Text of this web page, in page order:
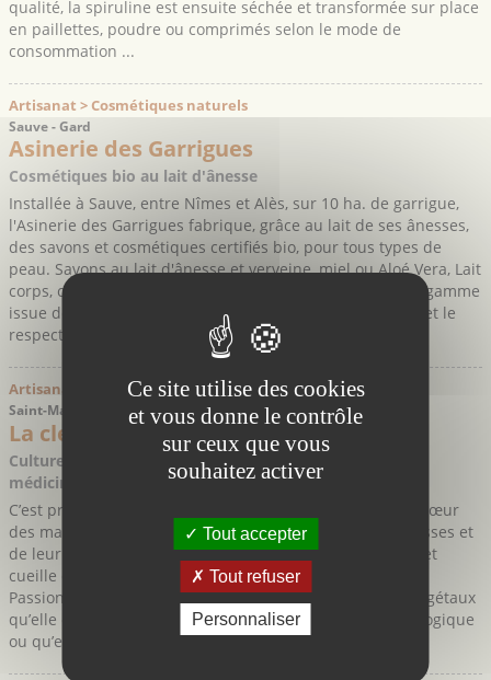
qualité, la spiruline est ensuite séchée et transformée sur place
en paillettes, poudre ou comprimés selon le mode de
consommation ...
Artisanat > Cosmétiques naturels
Sauve - Gard
Asinerie des Garrigues
Cosmétiques bio au lait d'ânesse
Installée à Sauve, entre Nîmes et Alès, sur 10 ha. de garrigue,
l'Asinerie des Garrigues fabrique, grâce au lait de ses ânesses,
des savons et cosmétiques certifiés bio, pour tous types de
peau. Savons au lait d'ânesse et verveine, miel ou Aloé Vera, Lait
corps, crème visage, shampoing-gel douche… Toute une gamme
issue de la traite de leurs ânesses élevées dans l'amour et le
respect de ...
Artisanat > Cosmétiques naturels
Saint-Maurice-Navacelles - Hérault
La clef des champs
Culture et transformation de plantes aromatiques et
médicinales
C’est près de l’impressionnant Cirque de Navacelles, au cœur
des magnifiques paysages des plateaux des Grands Causses et
de leur richesse botanique, que Magalie Feuillas cultive et
cueille des plantes aromatiques et médicinales.
Passionnée par son métier elle s’occupe avec soin des végétaux
qu’elle cultive dans son jardin de manière simple et écologique
ou qu’elle va cueillir dans les paysages ...
Ce site utilise des cookies
et vous donne le contrôle
sur ceux que vous
souhaitez activer
Tout accepter
Tout refuser
Personnaliser